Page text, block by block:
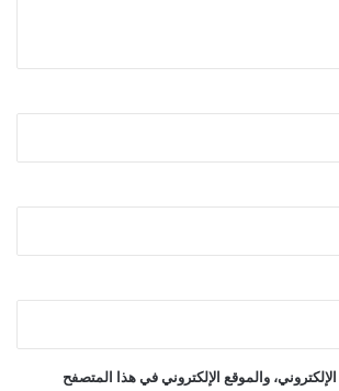
والموقع الإلكتروني في هذا المتصفح